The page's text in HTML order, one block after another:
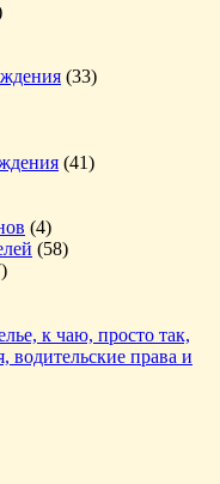
(33)
(41)
(4)
(58)
к чаю, просто так,
водительские права и